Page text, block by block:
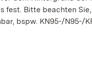
Bitte beachten
bspw. KN95-/N95-/